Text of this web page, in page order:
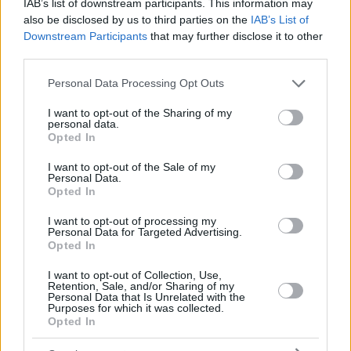
IAB’s list of downstream participants. This information may
also be disclosed by us to third parties on the IAB’s List of
Downstream Participants that may further disclose it to other
Please note that this website/app uses one or more Google
not limited to your visit or usage behaviour. You may click to
grant or deny consent to Google and its third-party tags to
use your data for below specified purposes in below Google
consent section.
Personal Data Processing Opt Outs
I want to opt-out of the Sharing of my
personal data.
Opted In
I want to opt-out of the Sale of my
Personal Data.
Opted In
I want to opt-out of processing my
Personal Data for Targeted Advertising.
Opted In
I want to opt-out of Collection, Use,
Retention, Sale, and/or Sharing of my
Personal Data that Is Unrelated with the
Purposes for which it was collected.
Opted In